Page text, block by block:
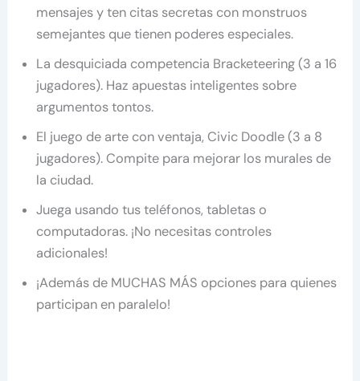
mensajes y ten citas secretas con monstruos
semejantes que tienen poderes especiales.
La desquiciada competencia Bracketeering (3 a 16
jugadores). Haz apuestas inteligentes sobre
argumentos tontos.
El juego de arte con ventaja, Civic Doodle (3 a 8
jugadores). Compite para mejorar los murales de
la ciudad.
Juega usando tus teléfonos, tabletas o
computadoras. ¡No necesitas controles
adicionales!
¡Además de MUCHAS MÁS opciones para quienes
participan en paralelo!